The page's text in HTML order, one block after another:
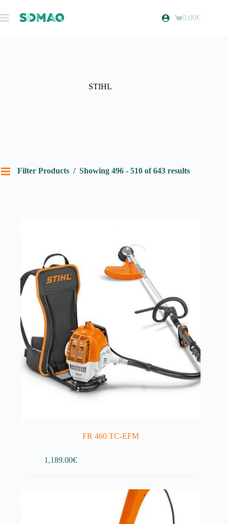
para
o
Carrinho
0.00€
STIHL
Filter Products Showing 496 - 510 of 643 results
FR 460 TC-EFM
1,189.00€